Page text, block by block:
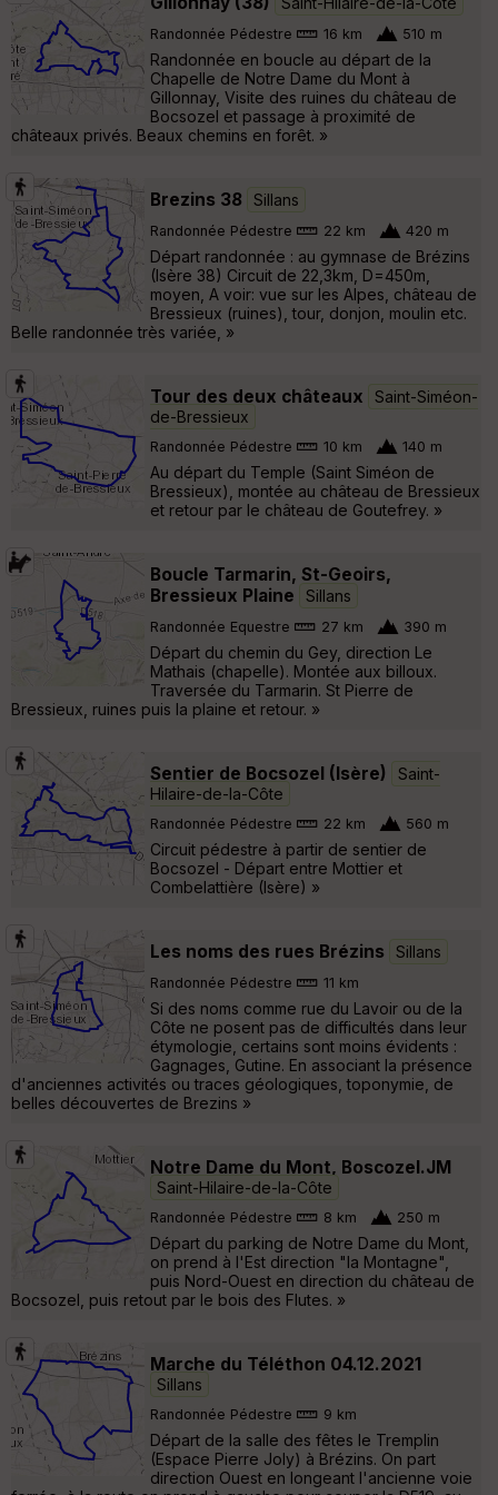
Randonnée Pédestre 16 km 510 m
Randonnée en boucle au départ de la
Chapelle de Notre Dame du Mont à
Gillonnay, Visite des ruines du château de
Bocsozel et passage à proximité de
châteaux privés. Beaux chemins en forêt. »
Brezins 38 Sillans
Randonnée Pédestre 22 km 420 m
Départ randonnée : au gymnase de Brézins
(Isère 38) Circuit de 22,3km, D=450m,
moyen, A voir: vue sur les Alpes, château de
Bressieux (ruines), tour, donjon, moulin etc.
Belle randonnée très variée, »
Tour des deux châteaux
Saint-Siméon-
de-Bressieux
Randonnée Pédestre 10 km 140 m
Au départ du Temple (Saint Siméon de
Bressieux), montée au château de Bressieux
et retour par le château de Goutefrey. »
Boucle Tarmarin, St-Geoirs,
Bressieux Plaine
Sillans
Randonnée Equestre 27 km 390 m
Départ du chemin du Gey, direction Le
Mathais (chapelle). Montée aux billoux.
Traversée du Tarmarin. St Pierre de
Bressieux, ruines puis la plaine et retour. »
Sentier de Bocsozel (Isère)
Saint-
Hilaire-de-la-Côte
Randonnée Pédestre 22 km 560 m
Circuit pédestre à partir de sentier de
Bocsozel - Départ entre Mottier et
Combelattière (Isère) »
Les noms des rues Brézins Sillans
Randonnée Pédestre 11 km
Si des noms comme rue du Lavoir ou de la
Côte ne posent pas de difficultés dans leur
étymologie, certains sont moins évidents :
Gagnages, Gutine. En associant la présence
d'anciennes activités ou traces géologiques, toponymie, de
belles découvertes de Brezins »
Notre Dame du Mont, Boscozel.JM
Saint-Hilaire-de-la-Côte
Randonnée Pédestre 8 km 250 m
Départ du parking de Notre Dame du Mont,
on prend à l'Est direction "la Montagne",
puis Nord-Ouest en direction du château de
Bocsozel, puis retout par le bois des Flutes. »
Marche du Téléthon 04.12.2021
Sillans
Randonnée Pédestre 9 km
Départ de la salle des fêtes le Tremplin
(Espace Pierre Joly) à Brézins. On part
direction Ouest en longeant l'ancienne voie